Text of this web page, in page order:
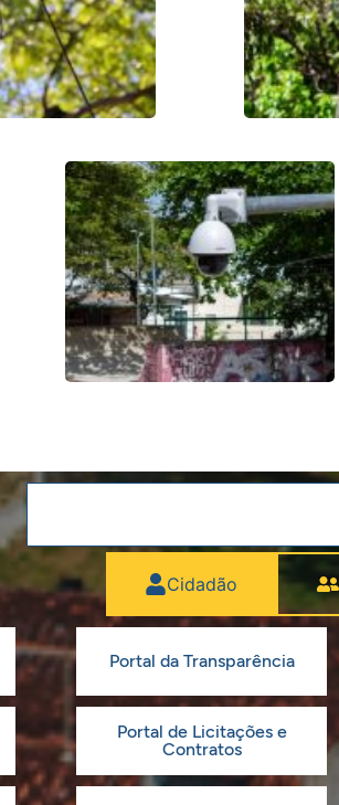
Cidadão
Portal da Transparência
Portal de Licitações e
Contratos